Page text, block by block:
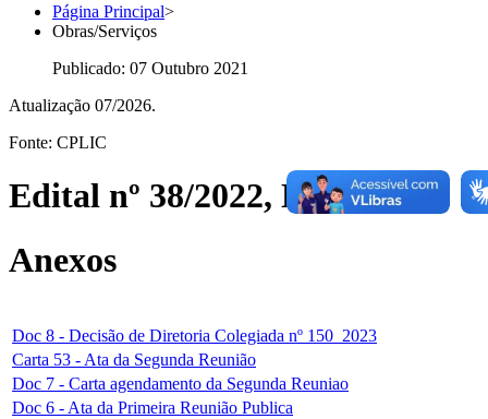
Página Principal>
Obras/Serviços
Publicado: 07 Outubro 2021
Atualização 07/2026.
Fonte: CPLIC
Edital nº 38/2022, Lote 1
Anexos
Doc 8 - Decisão de Diretoria Colegiada nº 150_2023
Carta 53 - Ata da Segunda Reunião
Doc 7 - Carta agendamento da Segunda Reuniao
Doc 6 - Ata da Primeira Reunião Publica